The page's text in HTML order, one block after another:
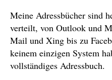
Meine Adressbücher sind
verteilt, von Outlook und
Mail und Xing bis zu
keinem einzigen System
vollständiges Adressbuch.